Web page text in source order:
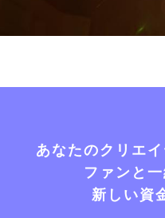
あなたのクリエ
ファンと
新しい資